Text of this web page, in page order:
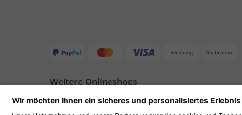
Rechnung Nachnahme
Weitere Onlineshops
Deutschland